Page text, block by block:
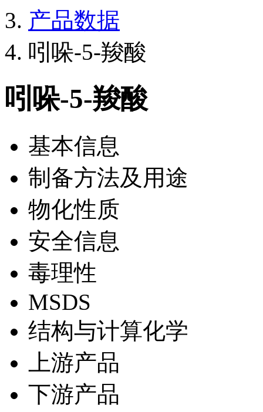
产品数据
吲哚-5-羧酸
吲哚-5-羧酸
基本信息
制备方法及用途
物化性质
安全信息
毒理性
MSDS
结构与计算化学
上游产品
下游产品